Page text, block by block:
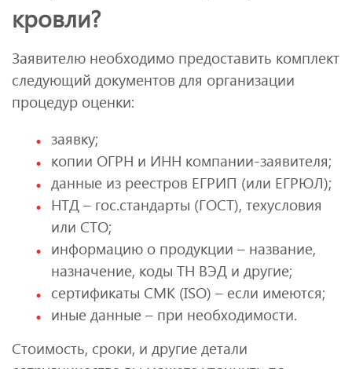
кровли?
Заявителю необходимо предоставить комплект
следующий документов для организации
процедур оценки:
заявку;
копии ОГРН и ИНН компании-заявителя;
данные из реестров ЕГРИП (или ЕГРЮЛ);
НТД – гос.стандарты (ГОСТ), техусловия
или СТО;
информацию о продукции – название,
назначение, коды ТН ВЭД и другие;
сертификаты СМК (ISO) – если имеются;
иные данные – при необходимости.
Стоимость, сроки, и другие детали